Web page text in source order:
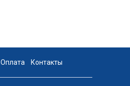
Оплата Контакты